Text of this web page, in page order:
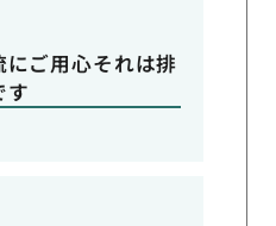
ご用心それは排
す